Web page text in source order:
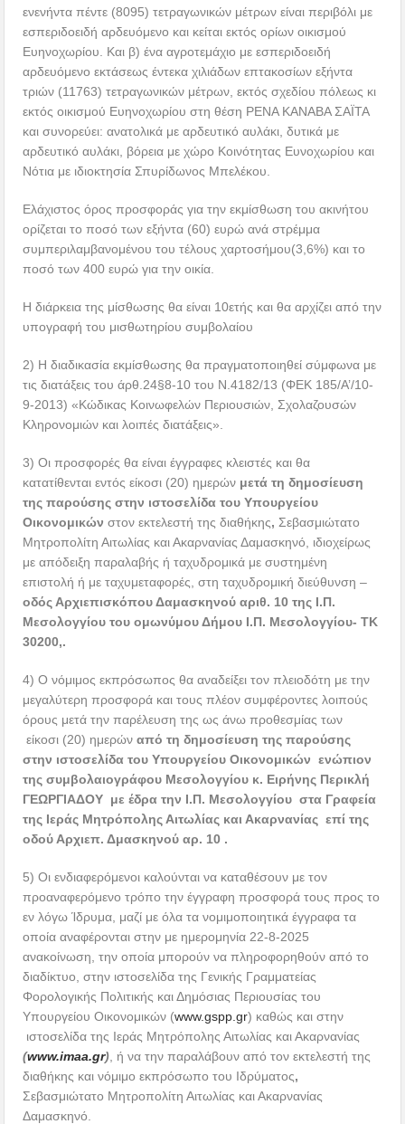
ενενήντα πέντε (8095) τετραγωνικών μέτρων είναι περιβόλι με
εσπεριδοειδή αρδευόμενο και κείται εκτός ορίων οικισμού
Ευηνοχωρίου. Και β) ένα αγροτεμάχιο με εσπεριδοειδή
αρδευόμενο εκτάσεως έντεκα χιλιάδων επτακοσίων εξήντα
τριών (11763) τετραγωνικών μέτρων, εκτός σχεδίου πόλεως κι
εκτός οικισμού Ευηνοχωρίου στη θέση ΡΕΝΑ ΚΑΝΑΒΑ ΣΑΪΤΑ
και συνορεύει: ανατολικά με αρδευτικό αυλάκι, δυτικά με
αρδευτικό αυλάκι, βόρεια με χώρο Κοινότητας Ευνοχωρίου και
Νότια με ιδιοκτησία Σπυρίδωνος Μπελέκου.
Ελάχιστος όρος προσφοράς για την εκμίσθωση του ακινήτου
ορίζεται το ποσό των εξήντα (60) ευρώ ανά στρέμμα
συμπεριλαμβανομένου του τέλους χαρτοσήμου(3,6%) και το
ποσό των 400 ευρώ για την οικία.
Η διάρκεια της μίσθωσης θα είναι 10ετής και θα αρχίζει από την
υπογραφή του μισθωτηρίου συμβολαίου
2) Η διαδικασία εκμίσθωσης θα πραγματοποιηθεί σύμφωνα με
τις διατάξεις του άρθ.24§8-10 του Ν.4182/13 (ΦΕΚ 185/Α’/10-
9-2013) «Κώδικας Κοινωφελών Περιουσιών, Σχολαζουσών
Κληρονομιών και λοιπές διατάξεις».
3) Οι προσφορές θα είναι έγγραφες κλειστές και θα
κατατίθενται εντός είκοσι (20) ημερών μετά τη δημοσίευση
της παρούσης στην ιστοσελίδα του Υπουργείου
Οικονομικών στον εκτελεστή της διαθήκης, Σεβασμιώτατο
Μητροπολίτη Αιτωλίας και Ακαρνανίας Δαμασκηνό, ιδιοχείρως
με απόδειξη παραλαβής ή ταχυδρομικά με συστημένη
επιστολή ή με ταχυμεταφορές, στη ταχυδρομική διεύθυνση –
οδός Αρχιεπισκόπου Δαμασκηνού αριθ. 10 της Ι.Π.
Μεσολογγίου του ομωνύμου Δήμου Ι.Π. Μεσολογγίου- ΤΚ
30200,.
4) Ο νόμιμος εκπρόσωπος θα αναδείξει τον πλειοδότη με την
μεγαλύτερη προσφορά και τους πλέον συμφέροντες λοιπούς
όρους μετά την παρέλευση της ως άνω προθεσμίας των
είκοσι (20) ημερών από τη δημοσίευση της παρούσης
στην ιστοσελίδα του Υπουργείου Οικονομικών ενώπιον
της συμβολαιογράφου Μεσολογγίου κ. Ειρήνης Περικλή
ΓΕΩΡΓΙΑΔΟΥ με έδρα την Ι.Π. Μεσολογγίου στα Γραφεία
της Ιεράς Μητρόπολης Αιτωλίας και Ακαρνανίας επί της
οδού Αρχιεπ. Δμασκηνού αρ. 10 .
5) Οι ενδιαφερόμενοι καλούνται να καταθέσουν με τον
προαναφερόμενο τρόπο την έγγραφη προσφορά τους προς το
εν λόγω Ίδρυμα, μαζί με όλα τα νομιμοποιητικά έγγραφα τα
οποία αναφέρονται στην με ημερομηνία 22-8-2025
ανακοίνωση, την οποία μπορούν να πληροφορηθούν από το
διαδίκτυο, στην ιστοσελίδα της Γενικής Γραμματείας
Φορολογικής Πολιτικής και Δημόσιας Περιουσίας του
Υπουργείου Οικονομικών (www.gspp.gr) καθώς και στην
ιστοσελίδα της Ιεράς Μητρόπολης Αιτωλίας και Ακαρνανίας
(www.imaa.gr) , ή να την παραλάβουν από τον εκτελεστή της
διαθήκης και νόμιμο εκπρόσωπο του Ιδρύματος,
Σεβασμιώτατο Μητροπολίτη Αιτωλίας και Ακαρνανίας
Δαμασκηνό.